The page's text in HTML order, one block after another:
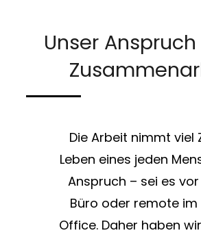
Unser
Die Arbeit nimmt viel
Leben eines jeden
Anspruch – sei es
Büro oder remote im
Office. Daher haben